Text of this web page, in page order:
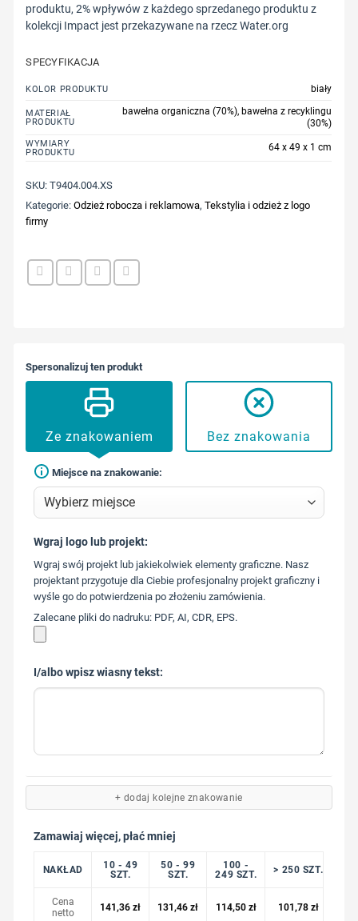
produktu, 2% wpływów z każdego sprzedanego produktu z
kolekcji Impact jest przekazywane na rzecz Water.org
SPECYFIKACJA
KOLOR PRODUKTU biały
MATERIAŁ
PRODUKTU
bawełna organiczna (70%), bawełna z recyklingu
(30%)
WYMIARY
PRODUKTU
64 x 49 x 1 cm
SKU:T9404.004.XS
Kategorie:Odzież robocza i reklamowa,Tekstylia i odzież z logo
firmy
Spersonalizuj ten produkt
Ze znakowaniem Bez znakowania
Miejsce na znakowanie:
573 568
217
Wgraj logo lub projekt:
Wgraj swój projekt lub jakiekolwiek elementy graficzne. Nasz
projektant przygotuje dla Ciebie profesjonalny projekt graficzny i
wyśle go do potwierdzenia po złożeniu zamówienia.
Zalecane pliki do nadruku: PDF, AI, CDR, EPS.
I/albo wpisz wiasny tekst:
+ dodaj kolejne znakowanie
Zamawiaj więcej, płać mniej
NAKŁAD
10 - 49
SZT.
50 - 99
SZT.
100 -
249 SZT.
> 250 SZT.
Cena
netto
141,36zł 131,46zł 114,50 zł 101,78 zł